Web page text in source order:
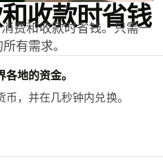
收款时省钱
费和收款时省钱。只需一
有需求。
地的资金。
，并在几秒钟内兑换。